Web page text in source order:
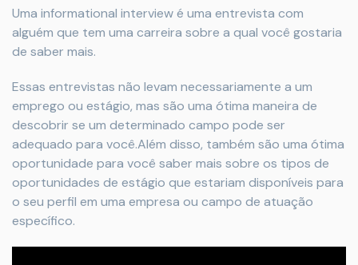
Uma informational interview é uma entrevista com
alguém que tem uma carreira sobre a qual você gostaria
de saber mais.
Essas entrevistas não levam necessariamente a um
emprego ou estágio, mas são uma ótima maneira de
descobrir se um determinado campo pode ser
adequado para você.Além disso, também são uma ótima
oportunidade para você saber mais sobre os tipos de
oportunidades de estágio que estariam disponíveis para
o seu perfil em uma empresa ou campo de atuação
específico.